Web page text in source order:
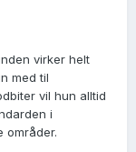
virker helt
med til
vil hun alltid
i
områder.